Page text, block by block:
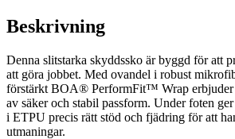
Beskrivning
Denna slitstarka skyddssko är byggd för att
att göra jobbet. Med ovandel i robust
förstärkt BOA® PerformFit™ Wrap erbjuder
av säker och stabil passform. Under foten
i ETPU precis rätt stöd och fjädring för att
utmaningar.